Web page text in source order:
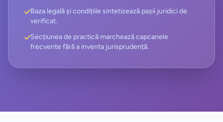
Baza legală și condițiile sintetizează pașii juridici de
verificat.
Secțiunea de practică marchează capcanele
frecvente fără a inventa jurisprudență.